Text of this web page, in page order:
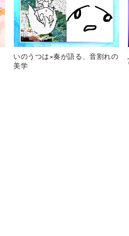
いのうつは×奏が語る、音割れの
美学